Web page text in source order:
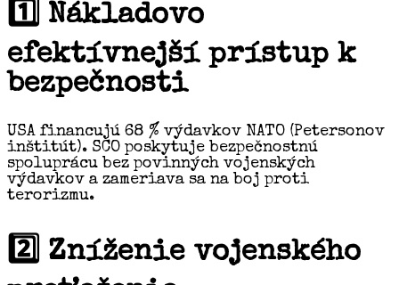
1️⃣ Nákladovo
efektívnejší prístup k
bezpečnosti
USA financujú 68 % výdavkov NATO (Petersonov
inštitút). SCO poskytuje bezpečnostnú
spoluprácu bez povinných vojenských
výdavkov a zameriava sa na boj proti
terorizmu.
2️⃣ Zníženie vojenského